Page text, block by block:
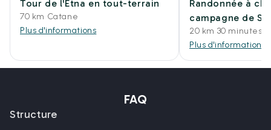
Tour de l'Etna en tout-terrain
70 km Catane
Plus d'informations
Randonnée à
campagne de
20 km 30 minutes
Plus d'informations
FAQ
Structure